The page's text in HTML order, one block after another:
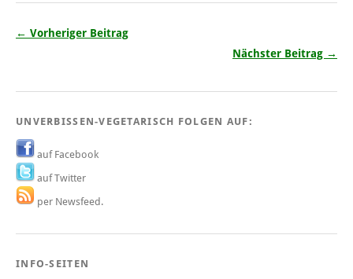
← Vorheriger Beitrag
Nächster Beitrag →
UNVERBISSEN-VEGETARISCH FOLGEN AUF:
auf Facebook
auf Twitter
per Newsfeed.
INFO-SEITEN